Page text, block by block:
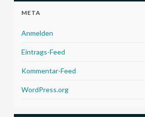
META
Anmelden
Eintrags-Feed
Kommentar-Feed
WordPress.org